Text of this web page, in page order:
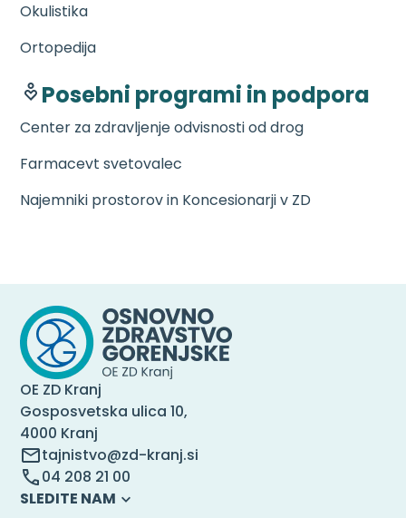
Okulistika
Ortopedija
Posebni programi in podpora
Center za zdravljenje odvisnosti od drog
Farmacevt svetovalec
Najemniki prostorov in Koncesionarji v ZD
OE ZD Kranj
Gosposvetska ulica 10,
4000 Kranj
tajnistvo@zd-kranj.si
04 208 21 00
SLEDITE NAM